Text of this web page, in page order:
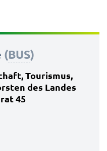
(BUS)
Tourismus,
des Landes
45